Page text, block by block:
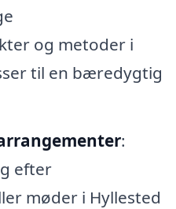
og metoder i
til en bæredygtig
:
efter
møder i Hyllested